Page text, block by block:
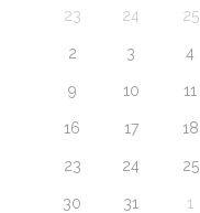
23 24 25
2 3 4
9 10 11
16 17 18
23 24 25
30 31 1